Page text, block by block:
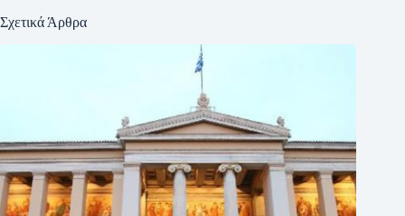
Σχετικά Άρθρα